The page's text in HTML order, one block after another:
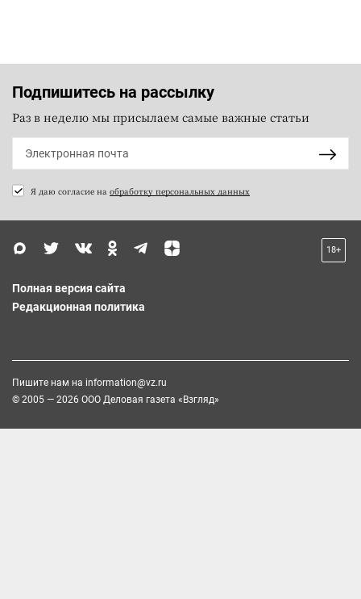
Подпишитесь на рассылку
Раз в неделю мы присылаем самые важные статьи
Я даю согласие на обработку персональных данных
18+
Полная версия сайта
Редакционная политика
Пишите нам на information@vz.ru
© 2005 — 2026 ООО Деловая газета «Взгляд»